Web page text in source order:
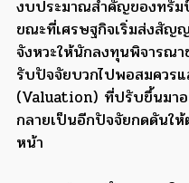
งบประมาณสำคัญของทรั
ขณะที่เศรษฐกิจเริ่มส่งสัญ
จังหวะให้นักลงทุนพิจารณ
รับปัจจัยบวกไปพอสมควร
(Valuation) ที่ปรับขึ้นมา
กลายเป็นอีกปัจจัยกดดันใ
หน้า